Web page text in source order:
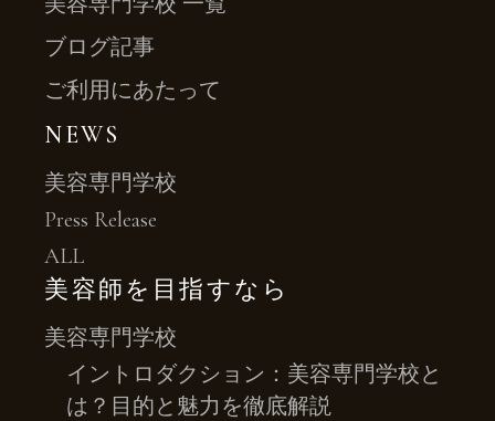
ブログ記事
ご利用にあたって
NEWS
美容専門学校
Press Release
ALL
美容師を目指すなら
美容専門学校
イントロダクション：美容専門学校と
は？目的と魅力を徹底解説